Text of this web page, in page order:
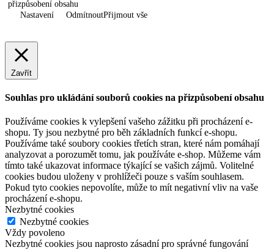
přizpůsobení obsahu
Nastavení
OdmítnoutPřijmout vše
Zavřít
Souhlas pro ukládání souborů cookies na přizpůsobení obsahu
Používáme cookies k vylepšení vašeho zážitku při procházení e-
shopu. Ty jsou nezbytné pro běh základních funkcí e-shopu.
Používáme také soubory cookies třetích stran, které nám pomáhají
analyzovat a porozumět tomu, jak používáte e-shop. Můžeme vám
tímto také ukazovat informace týkající se vašich zájmů. Volitelné
cookies budou uloženy v prohlížeči pouze s vaším souhlasem.
Pokud tyto cookies nepovolíte, může to mít negativní vliv na vaše
procházení e-shopu.
Nezbytné cookies
Nezbytné cookies
Vždy povoleno
Nezbytné cookies jsou naprosto zásadní pro správné fungování